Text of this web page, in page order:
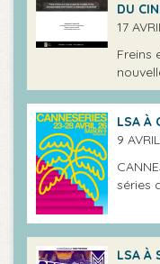
DU
17
Freins
LSA À
9
séries
LSA À